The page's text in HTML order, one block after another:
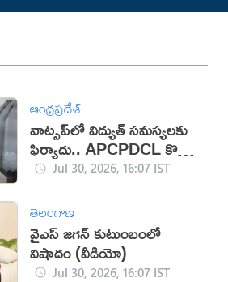
ఆంధ్రప్రదేశ్
వాట్సప్‌లో విద్యుత్ సమస్యలకు
ఫిర్యాదు.. APCPDCL కొత్త
సేవలుJul 30, 2026, 16:07 IST
తెలంగాణ
వైఎస్ జగన్ కుటుంబంలో
విషాదం (వీడియో)
Jul 30, 2026, 16:07 IST